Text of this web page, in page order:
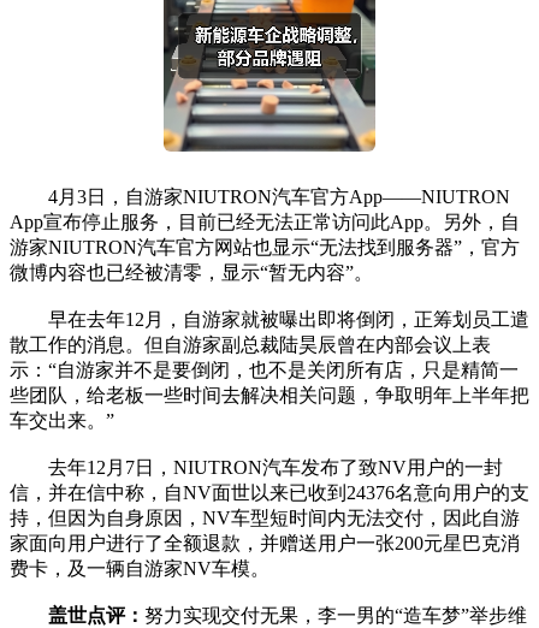
4月3日，自游家NIUTRON汽车官方App——NIUTRON
App宣布停止服务，目前已经无法正常访问此App。另外，自
游家NIUTRON汽车官方网站也显示“无法找到服务器”，官方
微博内容也已经被清零，显示“暂无内容”。
早在去年12月，自游家就被曝出即将倒闭，正筹划员工遣
散工作的消息。但自游家副总裁陆昊辰曾在内部会议上表
示：“自游家并不是要倒闭，也不是关闭所有店，只是精简一
些团队，给老板一些时间去解决相关问题，争取明年上半年把
车交出来。”
去年12月7日，NIUTRON汽车发布了致NV用户的一封
信，并在信中称，自NV面世以来已收到24376名意向用户的支
持，但因为自身原因，NV车型短时间内无法交付，因此自游
家面向用户进行了全额退款，并赠送用户一张200元星巴克消
费卡，及一辆自游家NV车模。
盖世点评： 努力实现交付无果，李一男的“造车梦”举步维